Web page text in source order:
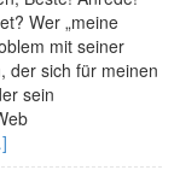
Wer „meine
mit seiner
der sich für meinen
sein